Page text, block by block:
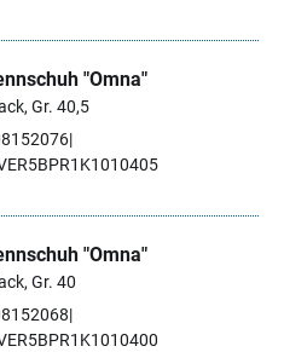
"Omna"
Gr. 40,5
"Omna"
Gr. 40